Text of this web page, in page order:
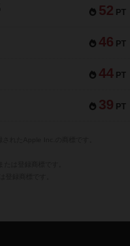
52 PT
46 PT
44 PT
39 PT